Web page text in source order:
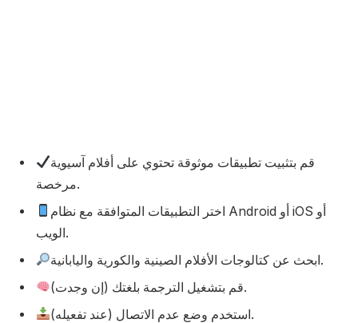
قم بتثبيت تطبيقات موثوقة تحتوي على أفلام آسيوية
مرخصة.
اختر التطبيقات المتوافقة مع نظام Android أو iOS أو
الويب.
ابحث عن كتالوجات الأفلام الصينية والكورية واليابانية.
قم بتشغيل الترجمة بلغتك (إن وجدت).
استخدم وضع عدم الاتصال (عند تفعيله).